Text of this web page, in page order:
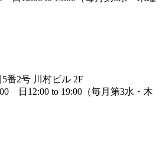
番2号 川村ビル 2F
日12:00 to 19:00（毎月第3水・木